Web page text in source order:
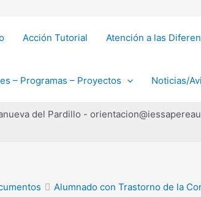
Acción Tutorial Atención a las
– Programas – Proyectos Noticias/
del Pardillo -
Alumnado con Trastorno de la